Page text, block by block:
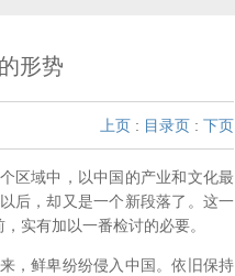
形势
上页 : 目录页 : 下页
区域中，以中国的产业和文化最
后，却又是一个新段落了。这一
实有加以一番检讨的必要。
，鲜卑纷纷侵入中国。依旧保持